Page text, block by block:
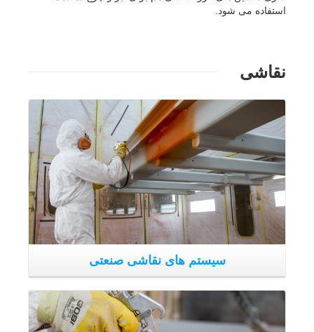
سیستم های نقاشی صنعتی
کار نقاشی در غرفه های خاص خودش انجام می شود. مشخصات